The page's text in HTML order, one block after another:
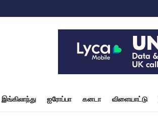
இங்கிலாந்து ஐரோப்பா கனடா விளையாட்டு